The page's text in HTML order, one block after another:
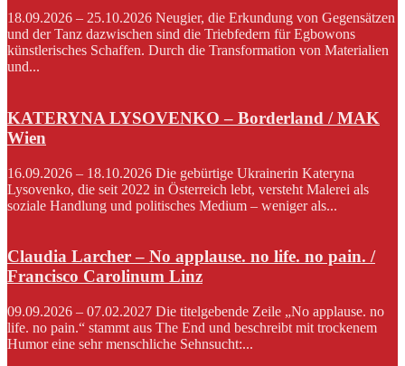
18.09.2026 – 25.10.2026 Neugier, die Erkundung von Gegensätzen
und der Tanz dazwischen sind die Triebfedern für Egbowons
künstlerisches Schaffen. Durch die Transformation von Materialien
und...
KATERYNA LYSOVENKO – Borderland / MAK
Wien
16.09.2026 – 18.10.2026 Die gebürtige Ukrainerin Kateryna
Lysovenko, die seit 2022 in Österreich lebt, versteht Malerei als
soziale Handlung und politisches Medium – weniger als...
Claudia Larcher – No applause. no life. no pain. /
Francisco Carolinum Linz
09.09.2026 – 07.02.2027 Die titelgebende Zeile „No applause. no
life. no pain.“ stammt aus The End und beschreibt mit trockenem
Humor eine sehr menschliche Sehnsucht:...